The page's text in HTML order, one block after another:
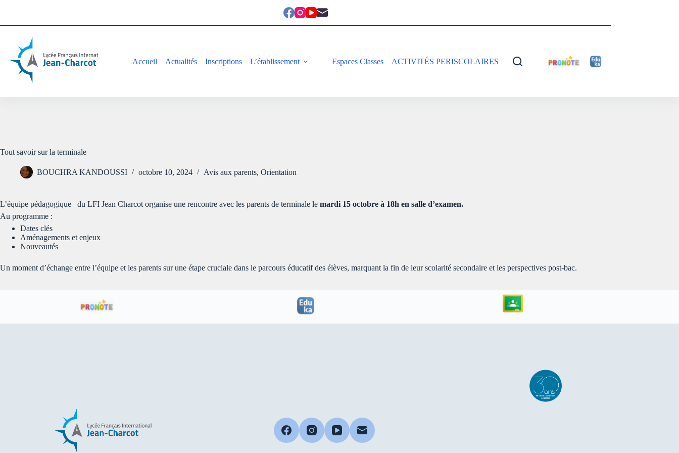
Accueil Actualités Inscriptions L’établissement Espaces Classes ACTIVITÉS PERISCOLAIRES
Tout savoir sur la terminale
BOUCHRA KANDOUSSI octobre 10, 2024 Avis aux parents, Orientation
L’équipe pédagogique du LFI Jean Charcot organise une rencontre avec les parents de terminale le mardi 15 octobre à 18h en salle d’examen.
Au programme :
Dates clés
Aménagements et enjeux
Nouveautés
Un moment d’échange entre l’équipe et les parents sur une étape cruciale dans le parcours éducatif des élèves, marquant la fin de leur scolarité secondaire et les perspectives post-bac.